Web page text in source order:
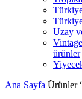
Uzay
ürünler
Ana Sayfa Ürünler